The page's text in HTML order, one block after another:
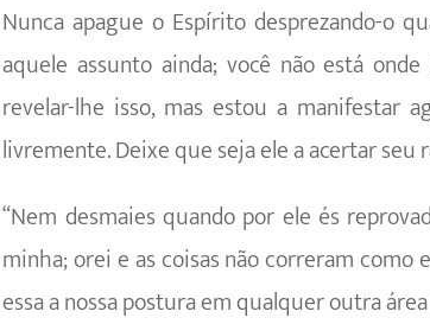
Nunca apague o Espírito desprezando-o
aquele assunto ainda; você não está
revelar-lhe isso, mas estou a manifestar
livremente. Deixe que seja ele a acertar seu
“Nem desmaies quando por ele és
minha; orei e as coisas não correram como
essa a nossa postura em qualquer outra